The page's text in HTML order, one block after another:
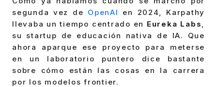
segunda vez de OpenAI
en 2024, Karpathy
llevaba un tiempo centrado en Eureka Labs,
su startup de educación nativa de IA. Que
ahora aparque ese proyecto para meterse
en un laboratorio puntero dice bastante
sobre cómo están las cosas en la carrera
por los modelos frontier.